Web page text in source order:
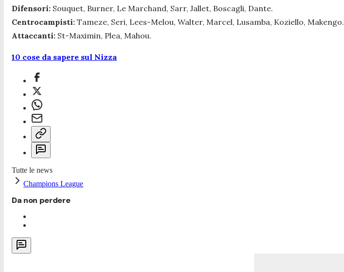
Difensori: Souquet, Burner, Le Marchand, Sarr, Jallet, Boscagli, Dante.
Centrocampisti: Tameze, Seri, Lees-Melou, Walter, Marcel, Lusamba, Koziello, Makengo.
Attaccanti: St-Maximin, Plea, Mahou.
10 cose da sapere sul Nizza
Tutte le news
Champions League
Da non perdere